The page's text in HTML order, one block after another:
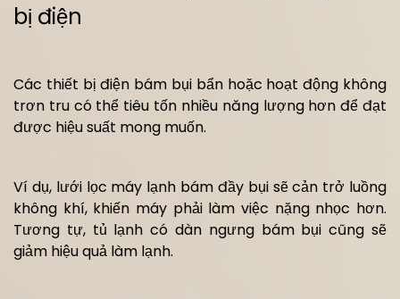
bị điện
Các thiết bị điện bám bụi bẩn hoặc hoạt động không
trơn tru có thể tiêu tốn nhiều năng lượng hơn để đạt
được hiệu suất mong muốn.
Ví dụ, lưới lọc máy lạnh bám đầy bụi sẽ cản trở luồng
không khí, khiến máy phải làm việc nặng nhọc hơn.
Tương tự, tủ lạnh có dàn ngưng bám bụi cũng sẽ
giảm hiệu quả làm lạnh.